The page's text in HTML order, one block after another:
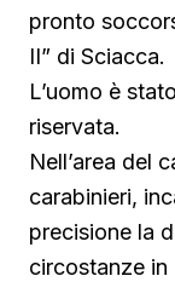
pronto
II” di Sciacca.
L’uomo è
riservata.
Nell’area del
carabinieri,
precisione la
circostanze in